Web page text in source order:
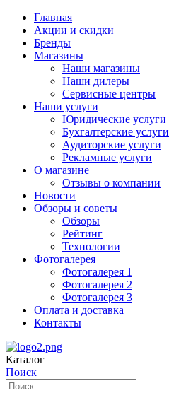
Главная
Акции и скидки
Бренды
Магазины
Наши магазины
Наши дилеры
Сервисные центры
Наши услуги
Юридические услуги
Бухгалтерские услуги
Аудиторские услуги
Рекламные услуги
О магазине
Отзывы о компании
Новости
Обзоры и советы
Обзоры
Рейтинг
Технологии
Фотогалерея
Фотогалерея 1
Фотогалерея 2
Фотогалерея 3
Оплата и доставка
Контакты
Каталог
Поиск